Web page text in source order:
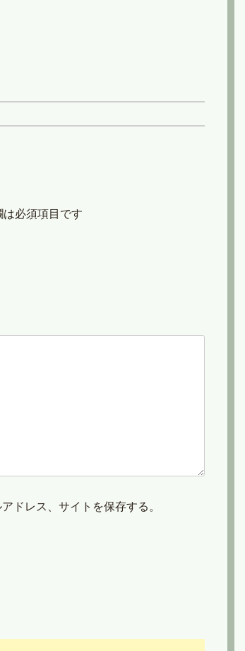
必須項目です
ドレス、サイトを保存する。